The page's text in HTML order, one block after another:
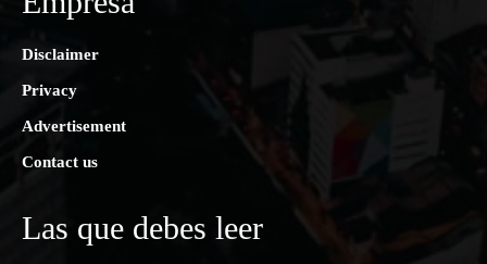
Disclaimer
Privacy
Advertisement
Contact us
Las que debes leer